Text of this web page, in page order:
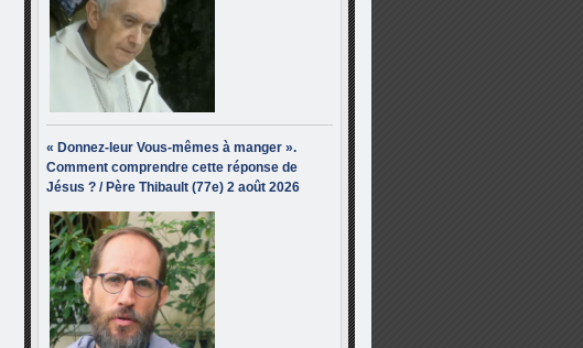
« Donnez-leur Vous-mêmes à manger ».
Comment comprendre cette réponse de
Jésus ? / Père Thibault (77e) 2 août 2026